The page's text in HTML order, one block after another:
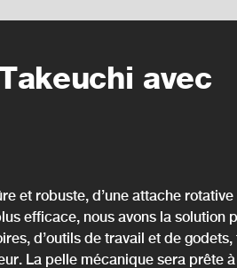
avec
et robuste, d’une attache rotative
efficace, nous avons la solution
d’outils de travail et de
La pelle mécanique sera prête